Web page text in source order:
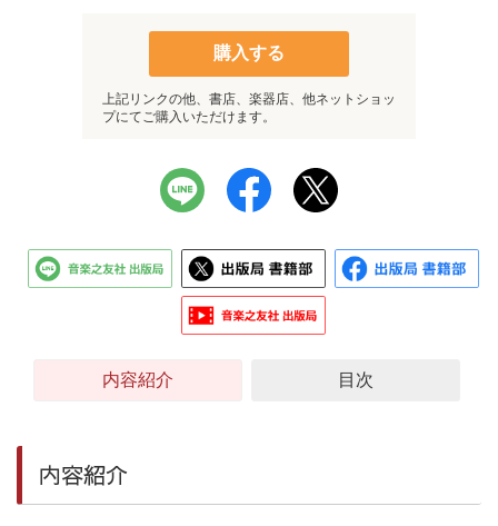
購入する
上記リンクの他、書店、楽器店、他ネットショッ
プにてご購入いただけます。
内容紹介 目次
内容紹介